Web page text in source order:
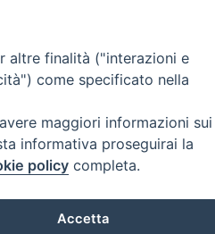
altre finalità ("interazioni e
come specificato nella
maggiori informazioni sui
informativa proseguirai la
policy completa.
Accetta